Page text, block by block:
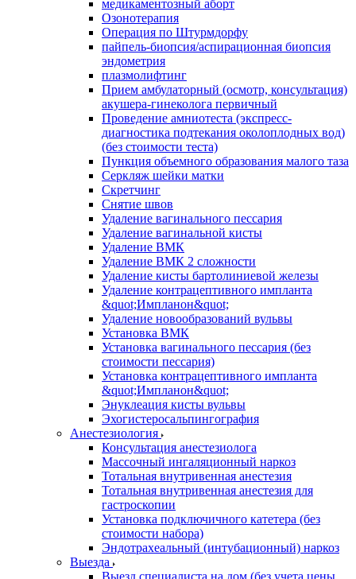
медикаментозный аборт
Озонотерапия
Операция по Штурмдорфу
пайпель-биопсия/аспирационная биопсия
эндометрия
плазмолифтинг
Прием амбулаторный (осмотр, консультация)
акушера-гинеколога первичный
Проведение амниотеста (экспресс-
диагностика подтекания околоплодных вод)
(без стоимости теста)
Пункция объемного образования малого таза
Серкляж шейки матки
Скретчинг
Снятие швов
Удаление вагинального пессария
Удаление вагинальной кисты
Удаление ВМК
Удаление ВМК 2 сложности
Удаление кисты бартолиниевой железы
Удаление контрацептивного импланта
&quot;Импланон&quot;
Удаление новообразований вульвы
Установка ВМК
Установка вагинального пессария (без
стоимости пессария)
Установка контрацептивного импланта
&quot;Импланон&quot;
Энуклеация кисты вульвы
Эхогистеросальпингография
Анестезиология
Консультация анестезиолога
Массочный ингаляционный наркоз
Тотальная внутривенная анестезия
Тотальная внутривенная анестезия для
гастроскопии
Установка подключичного катетера (без
стоимости набора)
Эндотрахеальный (интубационный) наркоз
Выезда
Выезд специалиста на дом (без учета цены